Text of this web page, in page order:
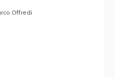
Offredi